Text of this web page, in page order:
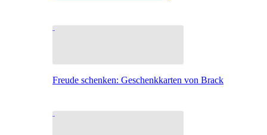
Freude schenken: Geschenkkarten von Brack